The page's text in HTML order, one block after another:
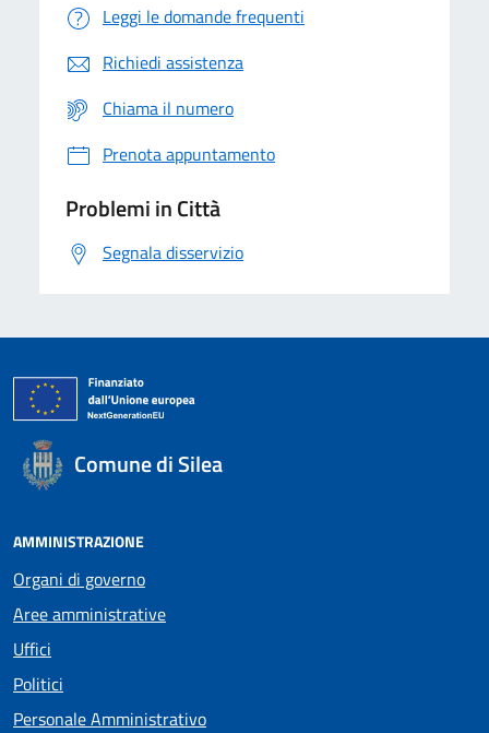
Leggi le domande frequenti
Richiedi assistenza
Chiama il numero
Prenota appuntamento
Problemi in Città
Segnala disservizio
Comune di Silea
AMMINISTRAZIONE
Organi di governo
Aree amministrative
Uffici
Politici
Personale Amministrativo